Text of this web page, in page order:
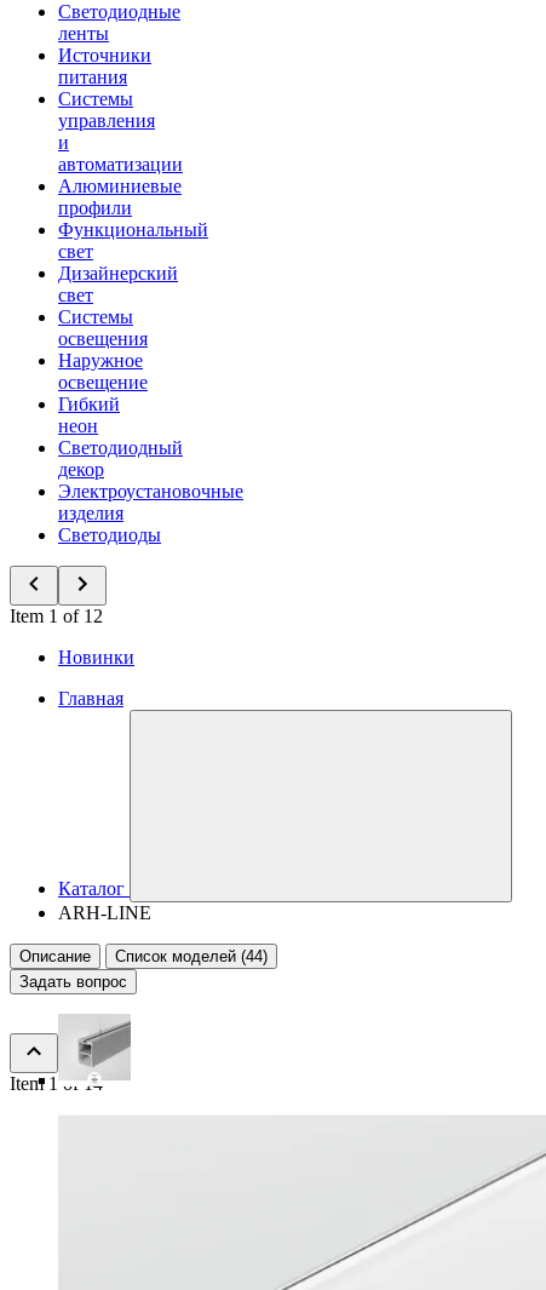
Светодиодные
ленты
Источники
питания
Системы
управления
и
автоматизации
Алюминиевые
профили
Функциональный
свет
Дизайнерский
свет
Системы
освещения
Наружное
освещение
Гибкий
неон
Светодиодный
декор
Электроустановочные
изделия
Светодиоды
Item 1 of 12
Новинки
Главная
Каталог
ARH-LINE
Описание
Список моделей (44)
Задать вопрос
Item 1 of 14